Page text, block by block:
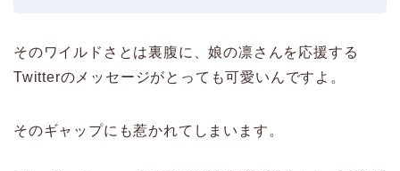
そのワイルドさとは裏腹に、娘の凛さんを応援する
Twitterのメッセージがとっても可愛いんですよ。
そのギャップにも惹かれてしまいます。